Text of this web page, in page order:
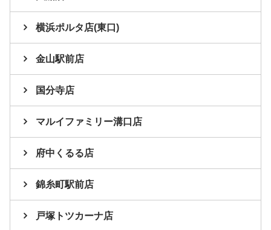
横浜ポルタ店(東口)
金山駅前店
国分寺店
マルイファミリー溝口店
府中くるる店
錦糸町駅前店
戸塚トツカーナ店